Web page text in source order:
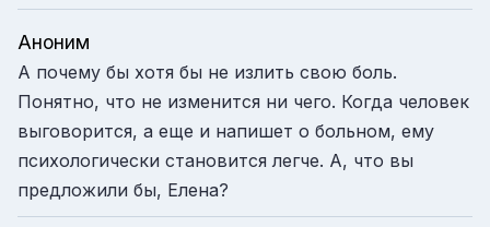
Аноним
А почему бы хотя бы не излить свою боль.
Понятно, что не изменится ни чего. Когда человек
выговорится, а еще и напишет о больном, ему
психологически становится легче. А, что вы
предложили бы, Елена?